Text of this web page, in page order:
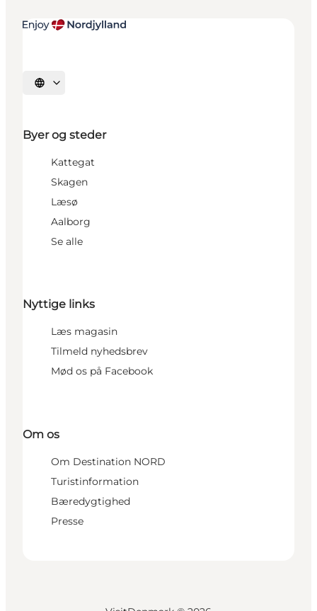
Vælg sprog
Byer og steder
Kattegat
Skagen
Læsø
Aalborg
Se alle
Nyttige links
Læs magasin
Tilmeld nyhedsbrev
Mød os på Facebook
Om os
Om Destination NORD
Turistinformation
Bæredygtighed
Presse